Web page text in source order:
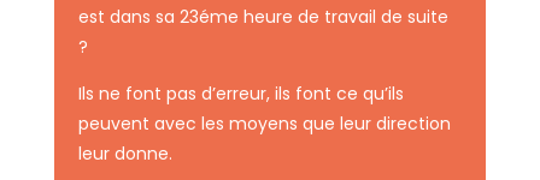
est dans sa 23éme heure de travail de suite
?
Ils ne font pas d’erreur, ils font ce qu’ils
peuvent avec les moyens que leur direction
leur donne.